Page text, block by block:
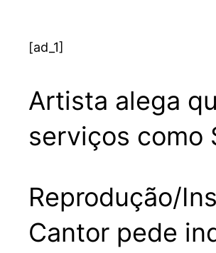
[ad_1]
Artista alega
serviços como
Reprodução/
Cantor pede